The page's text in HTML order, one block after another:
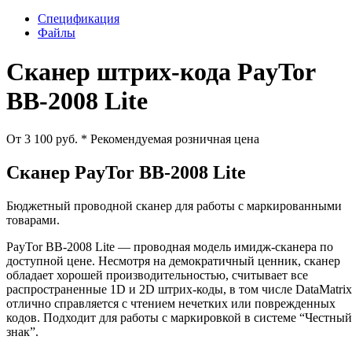
Спецификация
Файлы
Сканер штрих-кода PayTor
BB-2008 Lite
От 3 100 руб. * Рекомендуемая розничная цена
Сканер PayTor BB-2008 Lite
Бюджетный проводной сканер для работы с маркированными
товарами.
PayTor BB-2008 Lite — проводная модель имидж-сканера по
доступной цене. Несмотря на демократичный ценник, сканер
обладает хорошей производительностью, считывает все
распространенные 1D и 2D штрих-коды, в том числе
отлично справляется с чтением нечетких или поврежденных
кодов. Подходит для работы с маркировкой в системе “Честный
знак”.